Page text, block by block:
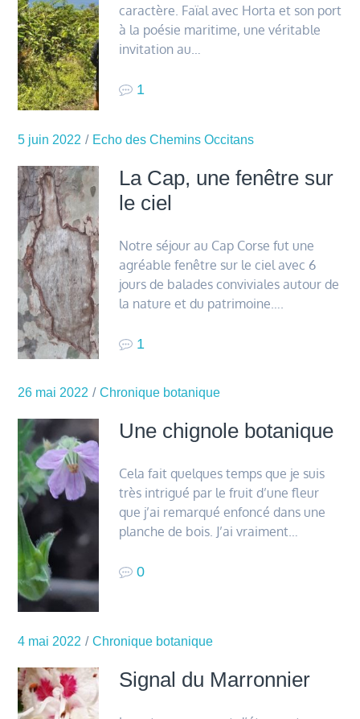
caractère. Faïal avec Horta et son port
à la poésie maritime, une véritable
invitation au…
1
5 juin 2022 Echo des Chemins Occitans
La Cap, une fenêtre sur
le ciel
Notre séjour au Cap Corse fut une
agréable fenêtre sur le ciel avec 6
jours de balades conviviales autour de
la nature et du patrimoine….
1
26 mai 2022 Chronique botanique
Une chignole botanique
Cela fait quelques temps que je suis
très intrigué par le fruit d’une fleur
que j’ai remarqué enfoncé dans une
planche de bois. J’ai vraiment…
0
4 mai 2022 Chronique botanique
Signal du Marronnier